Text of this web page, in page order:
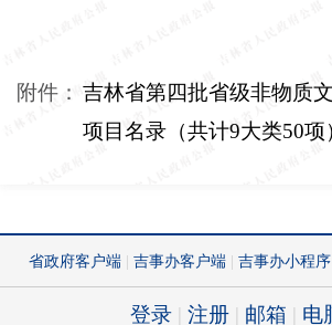
附件： 吉林省第四批省级非物质
项目名录（共计9大类50项